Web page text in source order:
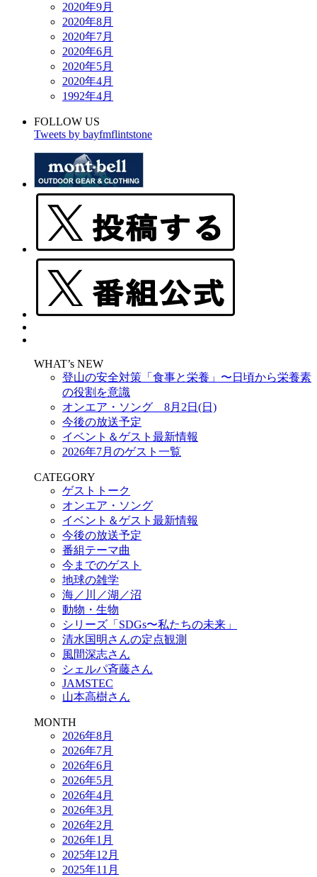
2020年9月
2020年8月
2020年7月
2020年6月
2020年5月
2020年4月
1992年4月
FOLLOW US
Tweets by bayfmflintstone
WHAT’s NEW
登山の安全対策「食事と栄養」〜日頃から栄養素
の役割を意識
オンエア・ソング 8月2日(日)
今後の放送予定
イベント＆ゲスト最新情報
2026年7月のゲスト一覧
CATEGORY
ゲストトーク
オンエア・ソング
イベント＆ゲスト最新情報
今後の放送予定
番組テーマ曲
今までのゲスト
地球の雑学
海／川／湖／沼
動物・生物
シリーズ「SDGs〜私たちの未来」
清水国明さんの定点観測
風間深志さん
シェルパ斉藤さん
JAMSTEC
山本高樹さん
MONTH
2026年8月
2026年7月
2026年6月
2026年5月
2026年4月
2026年3月
2026年2月
2026年1月
2025年12月
2025年11月